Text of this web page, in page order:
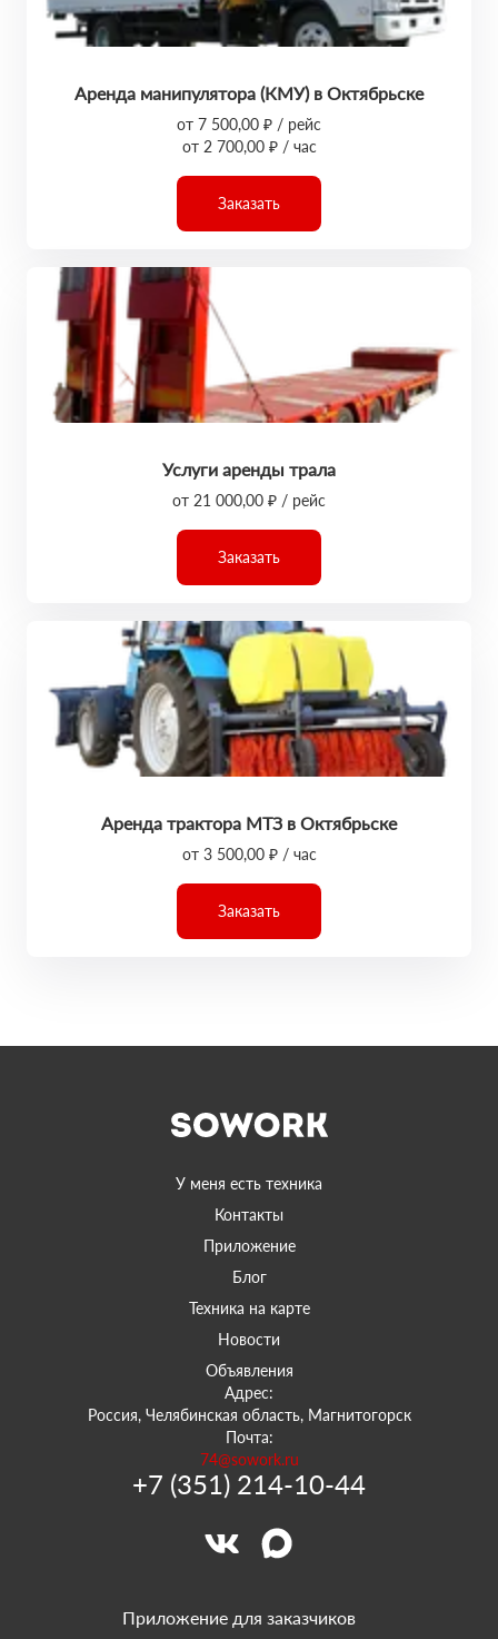
Аренда манипулятора (КМУ) в Октябрьске
от 7 500,00 ₽ / рейс
от 2 700,00 ₽ / час
Заказать
Услуги аренды трала
от 21 000,00 ₽ / рейс
Заказать
Аренда трактора МТЗ в Октябрьске
от 3 500,00 ₽ / час
Заказать
У меня есть техника
Контакты
Приложение
Блог
Техника на карте
Новости
Объявления
Адрес:
Россия, Челябинская область, Магнитогорск
Почта:
74@sowork.ru
+7 (351) 214-10-44
Приложение для заказчиков